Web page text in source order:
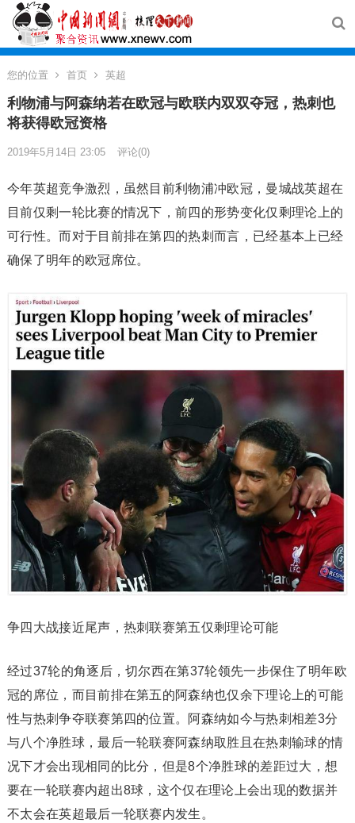
您的位置 首页 英超
利物浦与阿森纳若在欧冠与欧联内双双夺冠，热刺也
将获得欧冠资格
2019年5月14日 23:05 评论(0)
​今年英超竞争激烈，虽然目前利物浦冲欧冠，曼城战英超在
目前仅剩一轮比赛的情况下，前四的形势变化仅剩理论上的
可行性。而对于目前排在第四的热刺而言，已经基本上已经
确保了明年的欧冠席位。
争四大战接近尾声，热刺联赛第五仅剩理论可能
经过37轮的角逐后，切尔西在第37轮领先一步保住了明年欧
冠的席位，而目前排在第五的阿森纳也仅余下理论上的可能
性与热刺争夺联赛第四的位置。阿森纳如今与热刺相差3分
与八个净胜球，最后一轮联赛阿森纳取胜且在热刺输球的情
况下才会出现相同的比分，但是8个净胜球的差距过大，想
要在一轮联赛内超出8球，这个仅在理论上会出现的数据并
不太会在英超最后一轮联赛内发生。